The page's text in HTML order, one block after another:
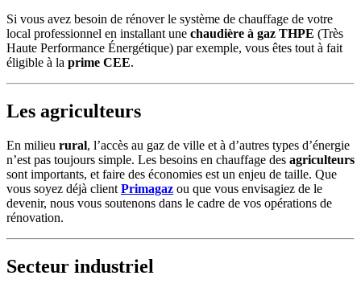
Si vous avez besoin de rénover le système de chauffage de votre
local professionnel en installant une chaudière à gaz THPE (Très
Haute Performance Énergétique) par exemple, vous êtes tout à fait
éligible à la prime CEE.
Les agriculteurs
En milieu rural, l’accès au gaz de ville et à d’autres types d’énergie
n’est pas toujours simple. Les besoins en chauffage des agriculteurs
sont importants, et faire des économies est un enjeu de taille. Que
vous soyez déjà client Primagaz ou que vous envisagiez de le
devenir, nous vous soutenons dans le cadre de vos opérations de
rénovation.
Secteur industriel